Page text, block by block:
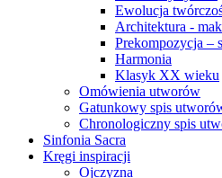
Ewolucja
Architektura -
Prekompozycja –
Harmonia
Klasyk XX wieku
Omówienia utworów
Gatunkowy spis
Chronologiczny spis
Sinfonia Sacra
Kręgi inspiracji
Ojczyzna